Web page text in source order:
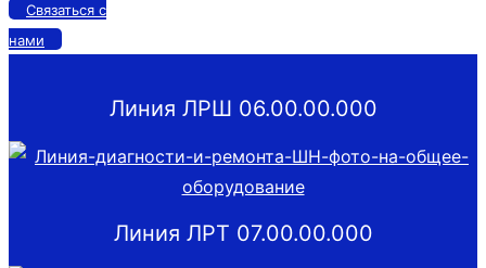
Связаться с
нами
Линия ЛРШ 06.00.00.000
Линия ЛРТ 07.00.00.000